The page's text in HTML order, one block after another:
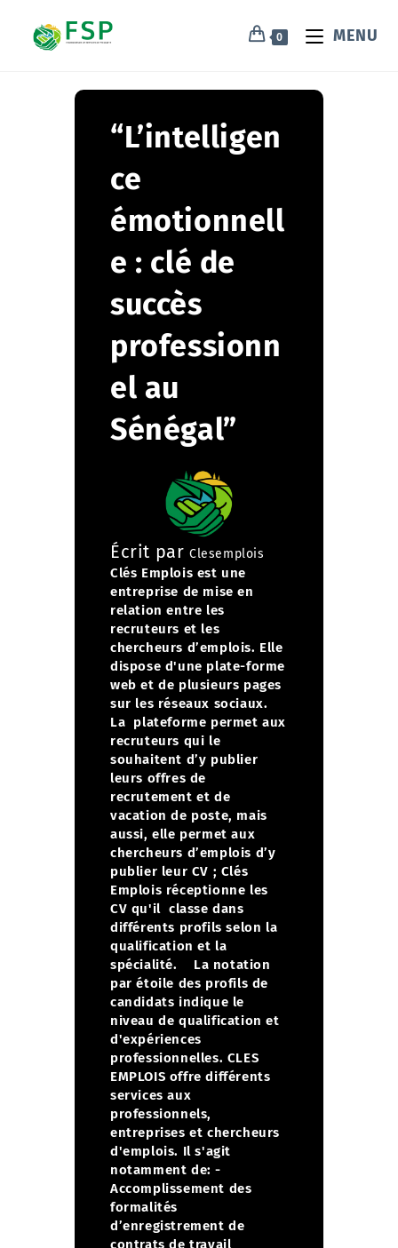
0 MENU
“L’intelligen
ce
émotionnell
e : clé de
succès
professionn
el au
Sénégal”
Écrit par Clesemplois
Clés Emplois est une
entreprise de mise en
relation entre les
recruteurs et les
chercheurs d’emplois. Elle
dispose d'une plate-forme
web et de plusieurs pages
sur les réseaux sociaux.
La plateforme permet aux
recruteurs qui le
souhaitent d’y publier
leurs offres de
recrutement et de
vacation de poste, mais
aussi, elle permet aux
chercheurs d’emplois d’y
publier leur CV ; Clés
Emplois réceptionne les
CV qu'il classe dans
différents profils selon la
qualification et la
spécialité.
La notation
par étoile des profils de
candidats indique le
niveau de qualification et
d'expériences
professionnelles. CLES
EMPLOIS offre différents
services aux
professionnels,
entreprises et chercheurs
d'emplois. Il s'agit
notamment de: -
Accomplissement des
formalités
d’enregistrement de
contrats de travail